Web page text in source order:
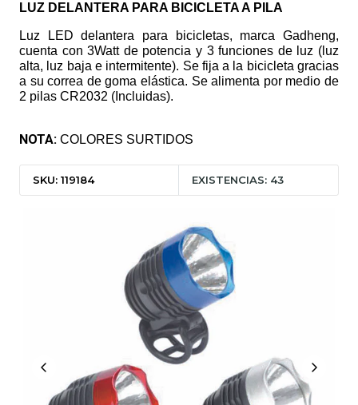
LUZ DELANTERA PARA BICICLETA A PILA
Luz LED delantera para bicicletas, marca Gadheng,
cuenta con 3Watt de potencia y 3 funciones de luz (luz
alta, luz baja e intermitente). Se fija a la bicicleta gracias
a su correa de goma elástica. Se alimenta por medio de
2 pilas CR2032 (Incluidas).
NOTA: COLORES SURTIDOS
SKU: 119184 EXISTENCIAS: 43